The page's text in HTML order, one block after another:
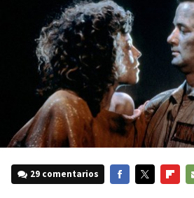
29 comentarios